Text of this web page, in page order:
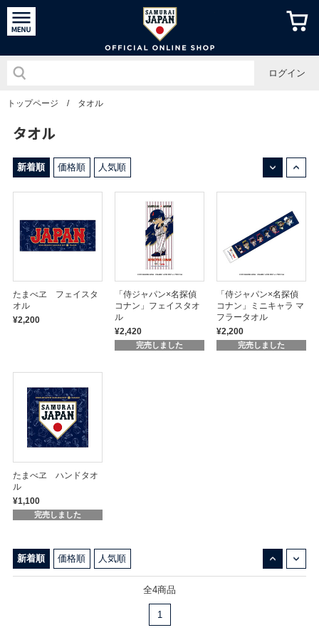
侍ジャパ
ログイン
トップページ / タオル
タオル
新着順 価格順 人気順
たまべヱ フェイスタ
オル
¥2,200
「侍ジャパン×名探偵
コナン」フェイスタオ
ル
¥2,420
完売しました
「侍ジャパン×名探偵
コナン」ミニキャラ マ
フラータオル
¥2,200
完売しました
たまべヱ ハンドタオ
ル
¥1,100
完売しました
新着順 価格順 人気順
全4商品
1